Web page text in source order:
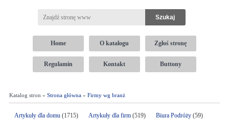
Home O katalogu Zgłoś stronę
Regulamin Kontakt Buttony
Katalog stron » Strona główna» Firmy wg branż
Artykuły dla domu(1715) Artykuły dla firm(519) Biura Podróży(59)